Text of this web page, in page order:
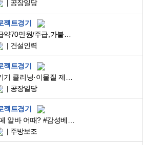
공장일당
젝트경기
건설인력
젝트경기
공장일당
젝트경기
주방보조